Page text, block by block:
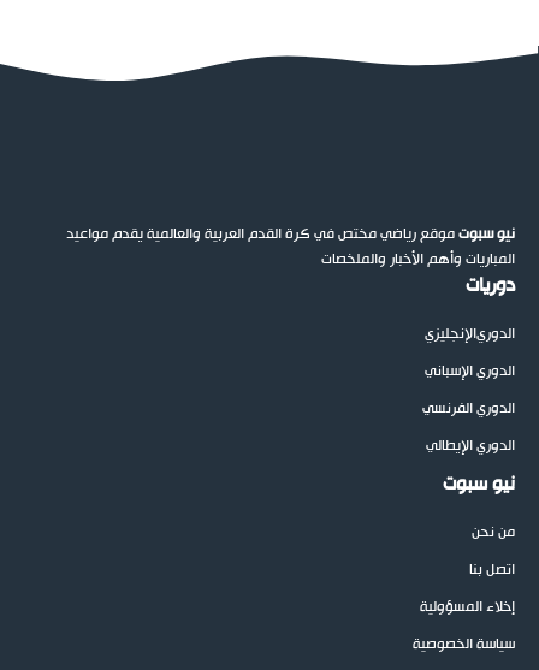
نيو سبوتموقع رياضي مختص في كرة القدم العربية والعالمية يقدم مواعيد
المباريات وأهم الأخبار والملخصات
دوريات
الدوريالإنجليزي
الدوري الإسباني
الدوري الفرنسي
الدوري الإيطالي
نيو سبوت
من نحن
اتصل بنا
إخلاء المسؤولية
سياسة الخصوصية